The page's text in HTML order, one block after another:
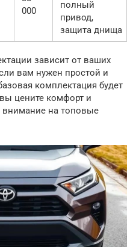
000
полный
привод,
защита днища
зависит от ваших
вам нужен простой и
комплектация будет
цените комфорт и
внимание на топовые